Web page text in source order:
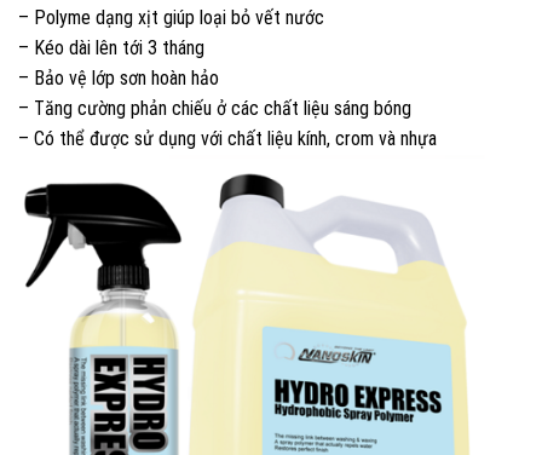
– Polyme dạng xịt giúp loại bỏ vết nước
– Kéo dài lên tới 3 tháng
– Bảo vệ lớp sơn hoàn hảo
– Tăng cường phản chiếu ở các chất liệu sáng bóng
– Có thể được sử dụng với chất liệu kính, crom và nhựa